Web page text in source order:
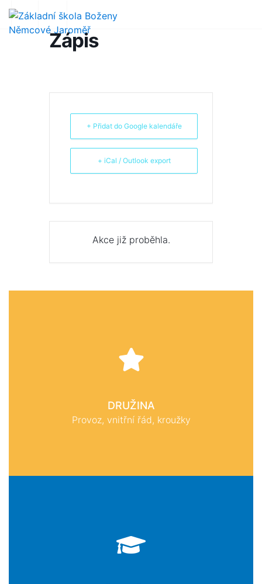
Zápis
+ Přidat do Google kalendáře
+ iCal / Outlook export
Akce již proběhla.
DRUŽINA
Provoz, vnitřní řád, kroužky